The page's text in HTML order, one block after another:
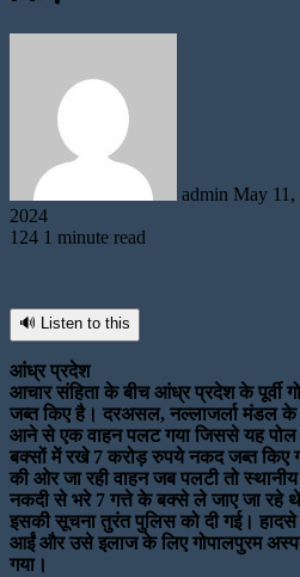
admin May 11,
2024
124 1 minute read
🔊 Listen to this
आंध्र प्रदेश
आचार संहिता के बीच आंध्र प्रदेश के पूर्वी
जब्त किए है। दरअसल, नल्लाजर्ला मंडल के
आने से एक वाहन पलट गया जिससे यह पोल
बक्सों में रखे 7 करोड़ रुपये नकद जब्त किए
की ओर जा रही वाहन जब पलटी तो
नकदी से भरे 7 गत्ते के बक्से ले जाए जा रहे
इसकी सूचना तुरंत पुलिस को दी गई।
आईं और उसे इलाज के लिए गोपालपुरम
गया।